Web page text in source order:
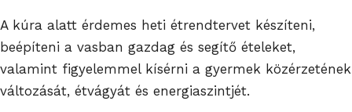
A kúra alatt érdemes heti étrendtervet készíteni,
beépíteni a vasban gazdag és segítő ételeket,
valamint figyelemmel kísérni a gyermek közérzetének
változását, étvágyát és energiaszintjét.